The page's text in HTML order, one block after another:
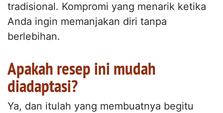
tradisional. Kompromi yang menarik ketika
Anda ingin memanjakan diri tanpa
berlebihan.
Apakah resep ini mudah
diadaptasi?
Ya, dan itulah yang membuatnya begitu